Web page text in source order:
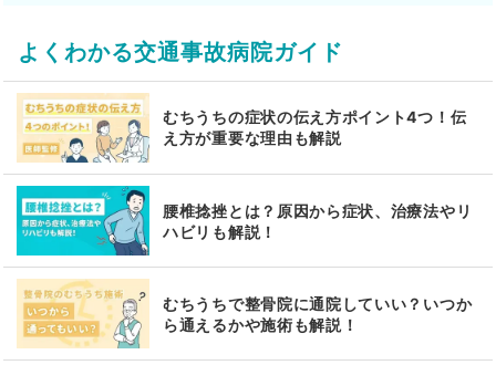
よくわかる交通事故病院ガイド
むちうちの症状の伝え方ポイント4つ！伝
え方が重要な理由も解説
腰椎捻挫とは？原因から症状、治療法やリ
ハビリも解説！
むちうちで整骨院に通院していい？いつか
ら通えるかや施術も解説！